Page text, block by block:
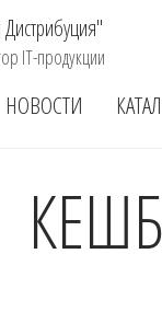
IT-продукции
НОВОСТИ